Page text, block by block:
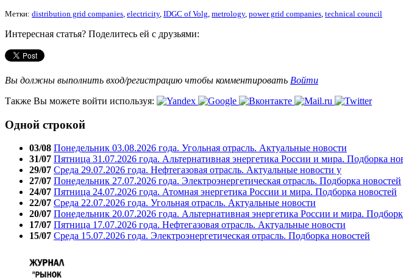
Метки: distribution grid companies, electricity, IDGC of Volg, metrology, power grid companies, technical council
Интересная статья? Поделитесь ей с друзьями:
Вы должны выполнить вход/регистрацию чтобы комментировать Войти
Также Вы можете войти используя:
Одной строкой
03/08 Понедельник 03.08.2026 года. Угольная отрасль. Актуальные новости
31/07 Пятница 31.07.2026 года. Альтернативная энергетика России и мира. Подборка
29/07 Среда 29.07.2026 года. Нефтегазовая отрасль. Актуальные новости у
27/07 Понедельник 27.07.2026 года. Электроэнергетическая отрасль. Подборка новостей
24/07 Пятница 24.07.2026 года. Атомная энергетика России и мира. Подборка новостей
22/07 Среда 22.07.2026 года. Угольная отрасль. Актуальные новости
20/07 Понедельник 20.07.2026 года. Альтернативная энергетика России и мира.
17/07 Пятница 17.07.2026 года. Нефтегазовая отрасль. Актуальные новости
15/07 Среда 15.07.2026 года. Электроэнергетическая отрасль. Подборка новостей